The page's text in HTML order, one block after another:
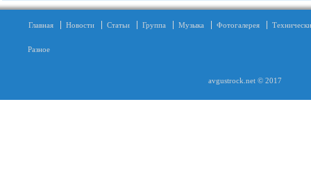
Главная Новости Статьи Группа Музыка Фотогалерея
Разное
avgustrock.net © 2017